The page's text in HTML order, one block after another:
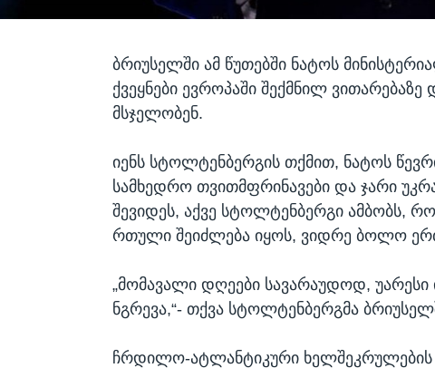
ბრიუსელში ამ წუთებში ნატოს
ქვეყნები ევროპაში შექმნილ ვითარებაზე
მსჯელობენ.
იენს სტოლტენბერგის თქმით, ნატოს
სამხედრო თვითმფრინავები და ჯარი
შევიდეს, აქვე სტოლტენბერგი ამბობს,
რთული შეიძლება იყოს, ვიდრე ბოლო
„მომავალი დღეები სავარაუდოდ, უარესი
ნგრევა,“- თქვა სტოლტენბერგმა
ჩრდილო-ატლანტიკური ხელშეკრულების